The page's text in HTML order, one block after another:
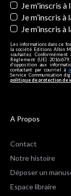
Je m'inscris
Je m’inscris
Je m’inscris
Les informations dans ce
la société Editions Albin
souhaitez.
Règlement (UE) 2016/
d’opposition aux
contactant par courriel à
Service Communication
politique de protection de
A Propos
Contact
Notre histoire
Déposer un
Espace libraire